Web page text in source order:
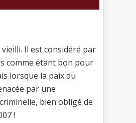
vieilli. Il est considéré par
comme étant bon pour
lorsque la paix du
par une
bien obligé de
!